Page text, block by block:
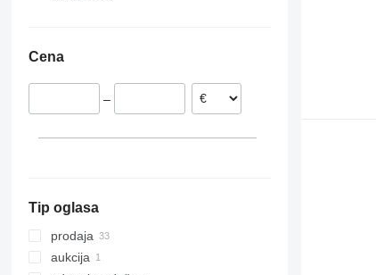
Cena
–
Tip oglasa
prodaja
aukcija